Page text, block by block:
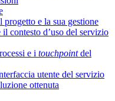
e la sua gestione
contesto d’uso del servizio
e i touchpointdel
utente del servizio
ottenuta